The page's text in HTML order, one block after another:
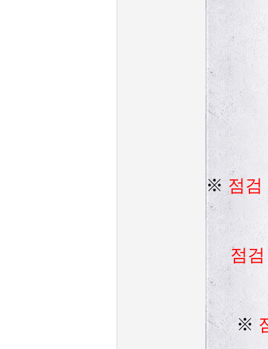
※점검
점
※